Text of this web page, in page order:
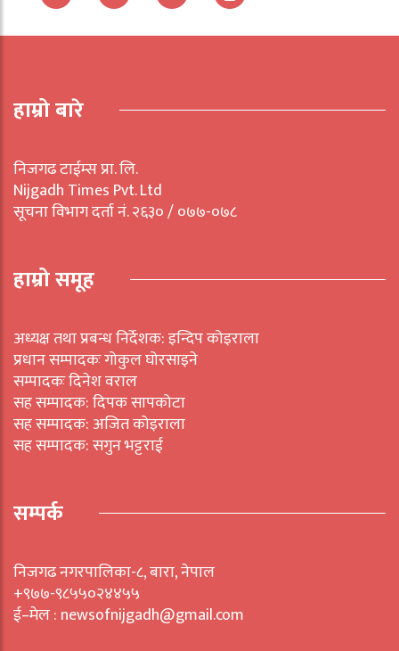
हाम्रो बारे
निजगढ टाईम्स प्रा. लि.
Nijgadh Times Pvt. Ltd
सूचना विभाग दर्ता नं. २६३० / ०७७-०७८
हाम्रो समूह
अध्यक्ष तथा प्रबन्ध निर्देशक: इन्दिप कोइराला
प्रधान सम्पादकः गोकुल घोरसाइने
सम्पादकः दिनेश वराल
सह सम्पादक: दिपक सापकोटा
सह सम्पादक: अजित कोइराला
सह सम्पादक: सगुन भट्टराई
सम्पर्क
निजगढ नगरपालिका-८, बारा, नेपाल
+९७७-९८५५०२४४५५
ई–मेल : newsofnijgadh@gmail.com